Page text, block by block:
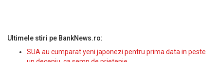
Ultimele stiri pe BankNews.ro:
SUA au cumparat yeni japonezi pentru prima data in peste